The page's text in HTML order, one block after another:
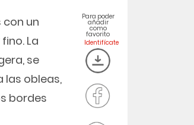
un
La
se
las obleas,
bordes
Para poder
añadir
como
favorito